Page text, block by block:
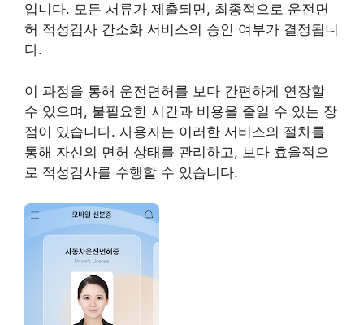
입니다. 모든 서류가 제출되면, 최종적으로 운전면
허 적성검사 간소화 서비스의 승인 여부가 결정됩니
다.
이 과정을 통해 운전면허를 보다 간편하게 연장할
수 있으며, 불필요한 시간과 비용을 줄일 수 있는 장
점이 있습니다. 사용자는 이러한 서비스의 절차를
통해 자신의 면허 상태를 관리하고, 보다 효율적으
로 적성검사를 수행할 수 있습니다.